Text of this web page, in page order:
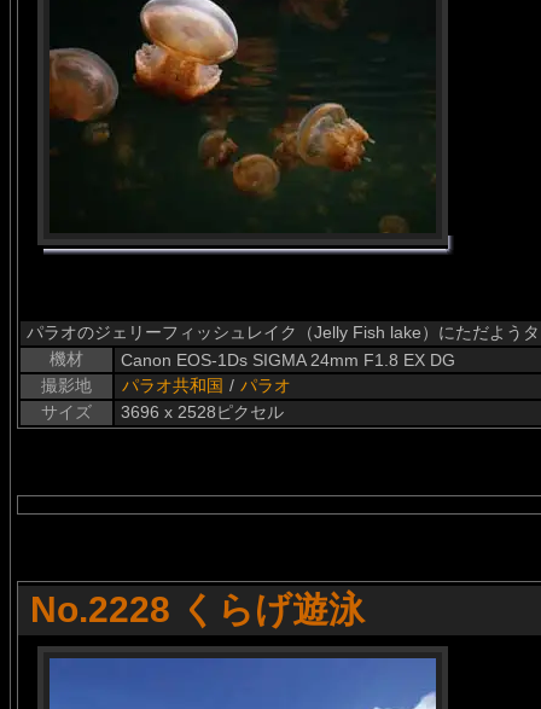
パラオのジェリーフィッシュレイク（Jelly Fish lake）にただよう
機材
Canon EOS-1Ds SIGMA 24mm F1.8 EX DG
撮影地
パラオ共和国 / パラオ
サイズ
3696 x 2528ピクセル
No.2228 くらげ遊泳